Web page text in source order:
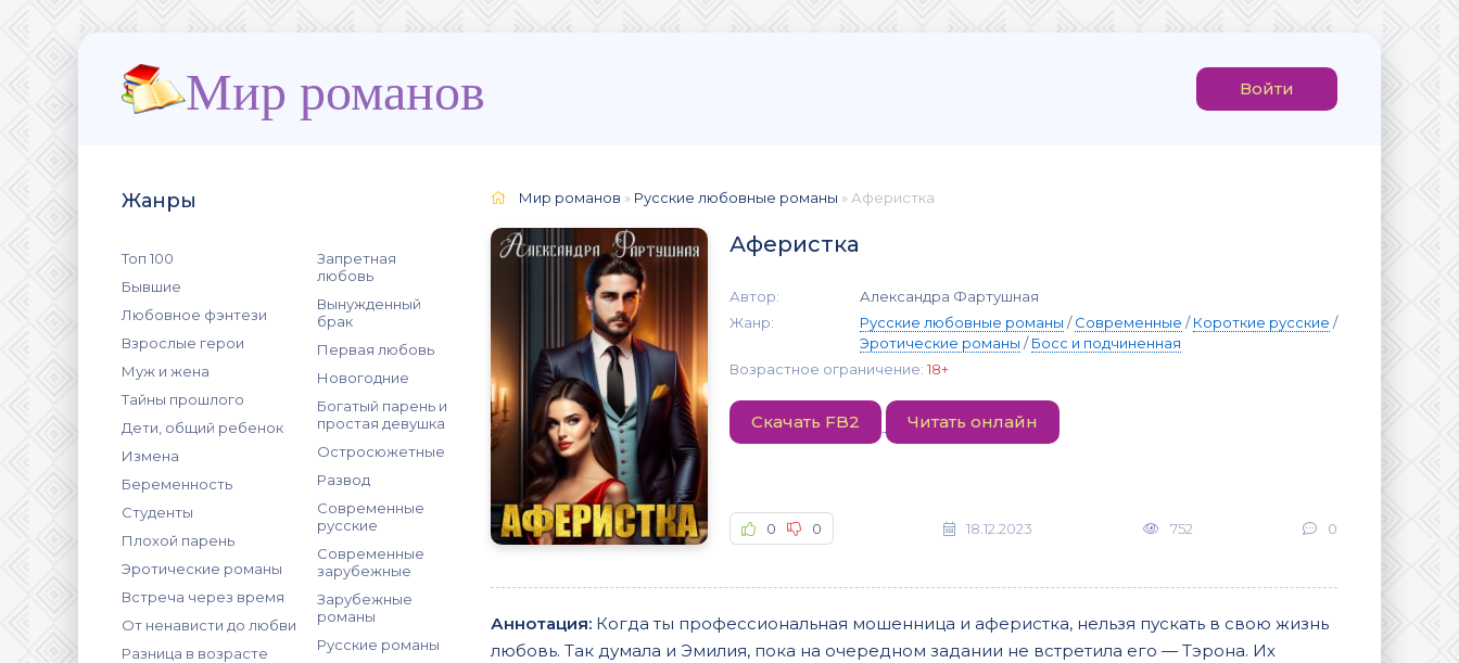
Мир романов Войти
Жанры
Топ 100
Бывшие
Любовное фэнтези
Взрослые герои
Муж и жена
Тайны прошлого
Дети, общий ребенок
Измена
Беременность
Студенты
Плохой парень
Эротические романы
Встреча через время
От ненависти до любви
Разница в возрасте
Запретная
любовь
Вынужденный
брак
Первая любовь
Новогодние
Богатый парень и
простая девушка
Остросюжетные
Развод
Современные
русские
Современные
зарубежные
Зарубежные
романы
Русские романы
Мир романов » Русские любовные романы » Аферистка
Аферистка
Автор:
Александра Фартушная
Жанр:
Русские любовные романы /Современные /Короткие русские /
Эротические романы /Босс и подчиненная
Возрастное ограничение: 18+
Скачать FB2 Читать онлайн
0 0 18.12.2023 752 0
Аннотация: Когда ты профессиональная мошенница и аферистка, нельзя пускать в свою жизнь
любовь. Так думала и Эмилия, пока на очередном задании не встретила его — Тэрона. Их